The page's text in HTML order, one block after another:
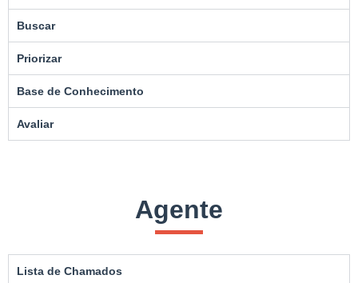
Buscar
Priorizar
Base de Conhecimento
Avaliar
Agente
Lista de Chamados